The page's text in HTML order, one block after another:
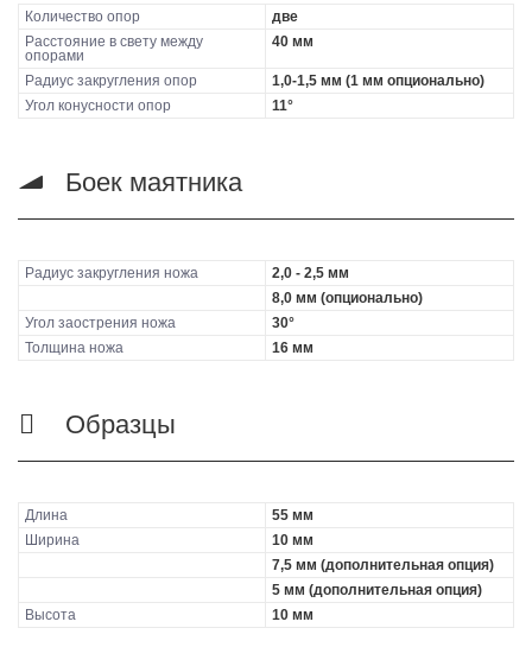
Количество опор
две
Расстояние в свету между
опорами
40 мм
Радиус закругления опор
1,0-1,5 мм (1 мм опционально)
Угол конусности опор
11°
Боек маятника
Радиус закругления ножа
2,0 - 2,5 мм
8,0 мм (опционально)
Угол заострения ножа
30°
Толщина ножа
16 мм
Образцы
Длина
55 мм
Ширина
10 мм
7,5 мм (дополнительная опция)
5 мм (дополнительная опция)
Высота
10 мм